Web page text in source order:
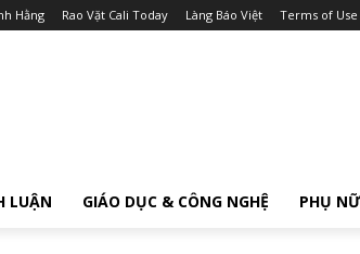
Hằng Rao Vặt Cali Today Làng Báo Việt Terms of Use
LUẬN GIÁO DỤC & CÔNG NGHỆ PHỤ NỮ